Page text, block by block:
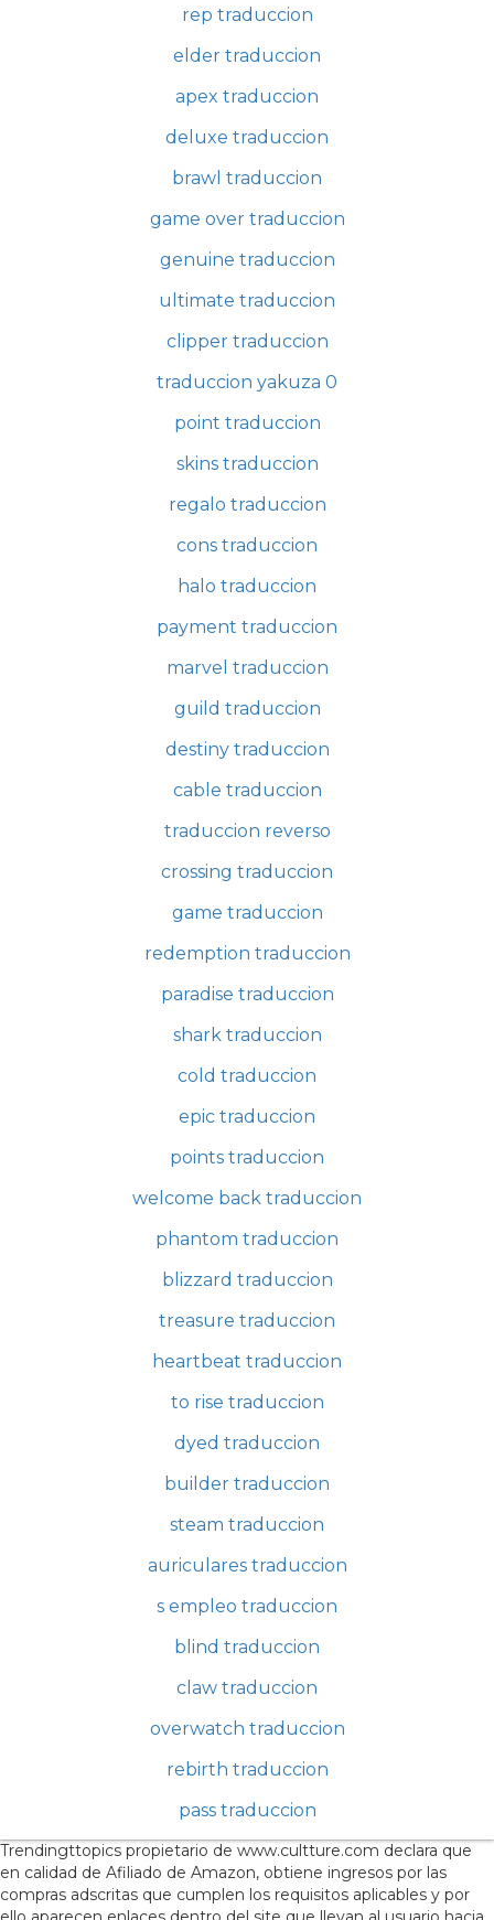
rep traduccion
elder traduccion
apex traduccion
deluxe traduccion
brawl traduccion
game over traduccion
genuine traduccion
ultimate traduccion
clipper traduccion
traduccion yakuza 0
point traduccion
skins traduccion
regalo traduccion
cons traduccion
halo traduccion
payment traduccion
marvel traduccion
guild traduccion
destiny traduccion
cable traduccion
traduccion reverso
crossing traduccion
game traduccion
redemption traduccion
paradise traduccion
shark traduccion
cold traduccion
epic traduccion
points traduccion
welcome back traduccion
phantom traduccion
blizzard traduccion
treasure traduccion
heartbeat traduccion
to rise traduccion
dyed traduccion
builder traduccion
steam traduccion
auriculares traduccion
s empleo traduccion
blind traduccion
claw traduccion
overwatch traduccion
rebirth traduccion
pass traduccion
Trendingttopics propietario de www.cultture.com declara que
en calidad de Afiliado de Amazon, obtiene ingresos por las
compras adscritas que cumplen los requisitos aplicables y por